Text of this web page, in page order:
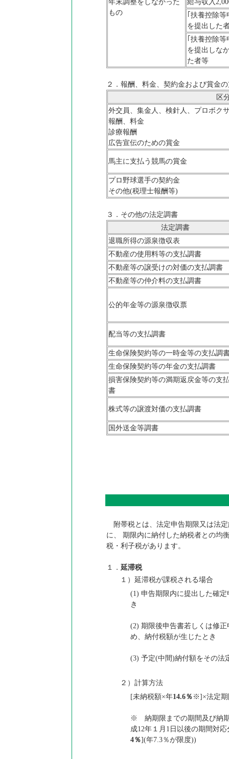
年末調整をしなかった
もの
給与収入
｢扶養控除等
を提出した
｢扶養控除等
を提出しな
た者等
２．報酬、料金、契約金および賞金
区
外交員、集金人、検針人、プロボク
報酬、料金
診療報酬
広告宣伝のための賞金
馬主に支払う競馬の賞金
プロ野球選手の契約金
その他(税理士報酬等)
３．その他の法定調書
法定調書
退職所得の源泉徴収表
不動産の使用料等の支払調書
不動産等の譲受けの対価の支払調書
不動産等の仲介料の支払調書
公的年金等の源泉徴収票
配当等の支払調書
生命保険契約等の一時金等の支払調
生命保険契約等の年金の支払調書
損害保険契約等の満期返戻金等の支
書
株式等の譲渡対価の支払調書
国外送金等調書
附帯税とは、法定申告期限又は法
に、 期限内に納付した納税者との均
税・利子税があります。
１． 延滞税
１）延滞税が課税される場合
(1) 申告期限内に提出した確
き
(2) 期限後申告書若しくは修
め、納付税額が生じたとき
(3) 予定(中間)納付額をその法
２）計算方法
[未納税額×年14.6％ ※]×法定期
※ 納期限までの期間及び納期
成12年１月1日以後の期間対
4％](年7.3％が限度))